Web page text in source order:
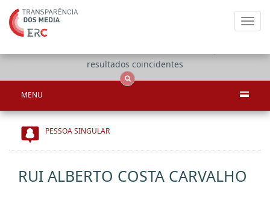
resultados coincidentes
MENU
PESSOA SINGULAR
RUI ALBERTO COSTA CARVALHO